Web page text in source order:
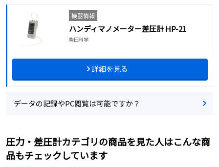
機器情報
ハンディマノメーター差圧計 HP-21
柴田科学
詳細を見る
データの記録やPC閲覧は可能ですか？
圧力・差圧計カテゴリの商品を見た人はこんな商
品もチェックしています